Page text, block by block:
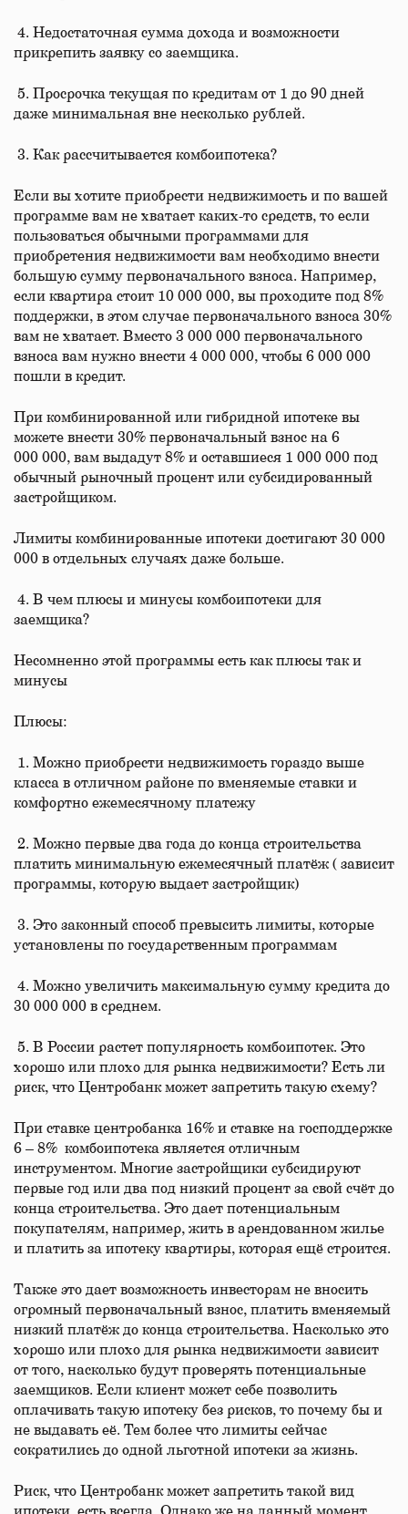
4. Недостаточная сумма дохода и возможности
прикрепить заявку со заемщика.
5. Просрочка текущая по кредитам от 1 до 90 дней
даже минимальная вне несколько рублей.
3. Как рассчитывается комбоипотека?
Если вы хотите приобрести недвижимость и по вашей
программе вам не хватает каких-то средств, то если
пользоваться обычными программами для
приобретения недвижимости вам необходимо внести
большую сумму первоначального взноса. Например,
если квартира стоит 10 000 000, вы проходите под 8%
поддержки, в этом случае первоначального взноса 30%
вам не хватает. Вместо 3 000 000 первоначального
взноса вам нужно внести 4 000 000, чтобы 6 000 000
пошли в кредит.
При комбинированной или гибридной ипотеке вы
можете внести 30% первоначальный взнос на 6
000 000, вам выдадут 8% и оставшиеся 1 000 000 под
обычный рыночный процент или субсидированный
застройщиком.
Лимиты комбинированные ипотеки достигают 30 000
000 в отдельных случаях даже больше.
4. В чем плюсы и минусы комбоипотеки для
заемщика?
Несомненно этой программы есть как плюсы так и
минусы
Плюсы:
1. Можно приобрести недвижимость гораздо выше
класса в отличном районе по вменяемые ставки и
комфортно ежемесячному платежу
2. Можно первые два года до конца строительства
платить минимальную ежемесячный платёж ( зависит
программы, которую выдает застройщик)
3. Это законный способ превысить лимиты, которые
установлены по государственным программам
4. Можно увеличить максимальную сумму кредита до
30 000 000 в среднем.
5. В России растет популярность комбоипотек. Это
хорошо или плохо для рынка недвижимости? Есть ли
риск, что Центробанк может запретить такую схему?
При ставке центробанка 16% и ставке на господдержке
6 – 8% комбоипотека является отличным
инструментом. Многие застройщики субсидируют
первые год или два под низкий процент за свой счёт до
конца строительства. Это дает потенциальным
покупателям, например, жить в арендованном жилье
и платить за ипотеку квартиры, которая ещё строится.
Также это дает возможность инвесторам не вносить
огромный первоначальный взнос, платить вменяемый
низкий платёж до конца строительства. Насколько это
хорошо или плохо для рынка недвижимости зависит
от того, насколько будут проверять потенциальные
заемщиков. Если клиент может себе позволить
оплачивать такую ипотеку без рисков, то почему бы и
не выдавать её. Тем более что лимиты сейчас
сократились до одной льготной ипотеки за жизнь.
Риск, что Центробанк может запретить такой вид